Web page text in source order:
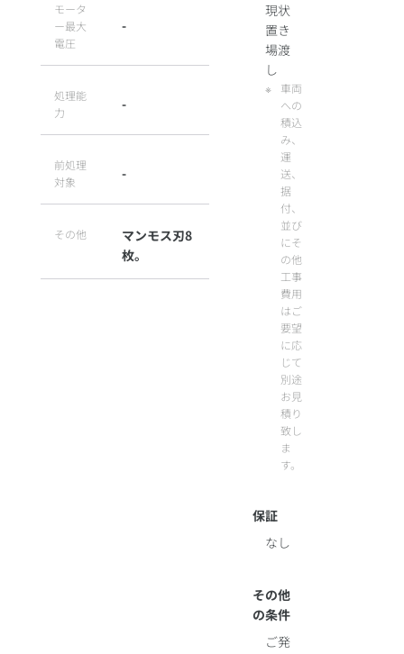
モータ
ー最大
電圧
-
処理能
力
-
前処理
対象
-
その他
マンモス刃8
枚。
現状
置き
場渡
し
車両
への
積込
み、
運
送、
据
付、
並び
にそ
の他
工事
費用
はご
要望
に応
じて
別途
お見
積り
致し
ま
す。
保証
なし
その他
の条件
ご発